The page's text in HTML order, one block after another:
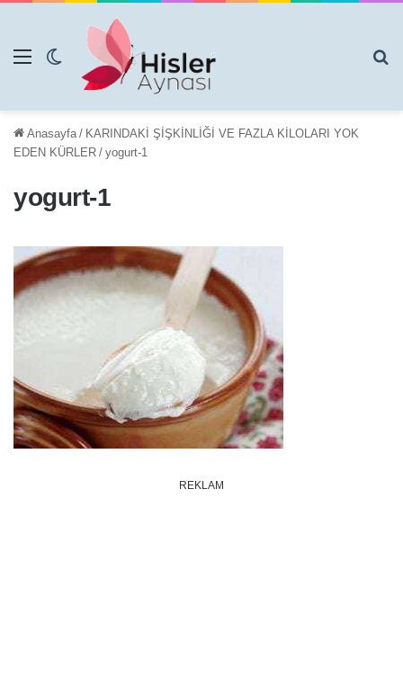
Menü Dış görünümü değiştir
Anasayfa / KARINDAKİ ŞİŞKİNLİĞİ VE FAZLA KİLOLARI YOK
EDEN KÜRLER / yogurt-1
yogurt-1
REKLAM